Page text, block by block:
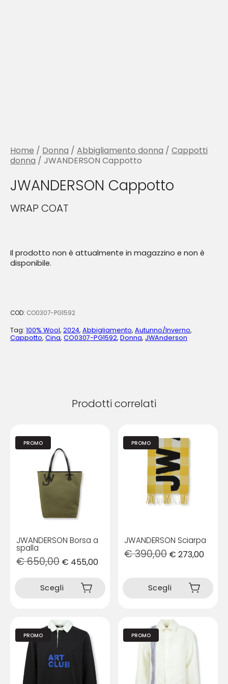
Home / Donna / Abbigliamento donna / Cappotti
donna / JWANDERSON Cappotto
JWANDERSON Cappotto
WRAP COAT
Il prodotto non è attualmente in magazzino e non è
disponibile.
COD: CO0307-PG1592
Tag: 100% Wool, 2024, Abbigliamento, Autunno/Inverno,
Cappotto, Cina, CO0307-PG1592, Donna, JWAnderson
Prodotti correlati
PROMO
JWANDERSON Borsa a
spalla
€650,00 € 455,00
Scegli
prodotto
Le
opzioni
possono
essere
scelte
nella
PROMO
JWANDERSON Sciarpa
€390,00 € 273,00
Scegli
opzioni
possono
nella
pagina
PROMO PROMO